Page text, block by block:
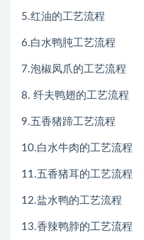
5.红油的工艺流程
6.白水鸭肫工艺流程
7.泡椒凤爪的工艺流程
8. 纤夫鸭翅的工艺流程
9.五香猪蹄工艺流程
10.白水牛肉的工艺流程
11.五香猪耳的工艺流程
12.盐水鸭的工艺流程
13.香辣鸭脖的工艺流程